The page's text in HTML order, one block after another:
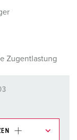
Zugentlastung